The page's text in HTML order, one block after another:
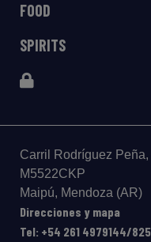
FOOD
SPIRITS
Carril Rodríguez
M5522CKP
Maipú, Mendoza (AR)
Direcciones y mapa
Tel: +54 261 4979144/